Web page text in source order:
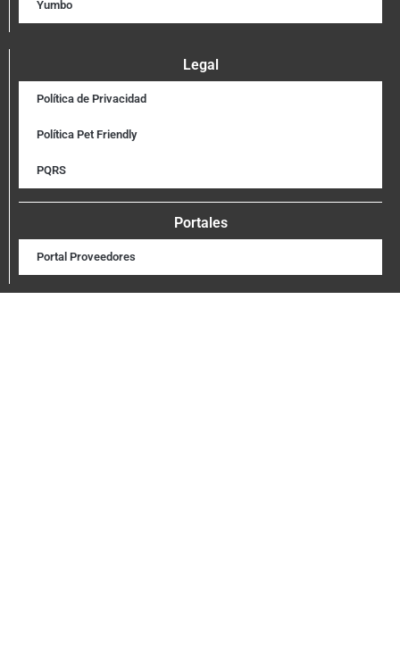
Yumbo
Legal
Política de Privacidad
Política Pet Friendly
PQRS
Portales
Portal Proveedores